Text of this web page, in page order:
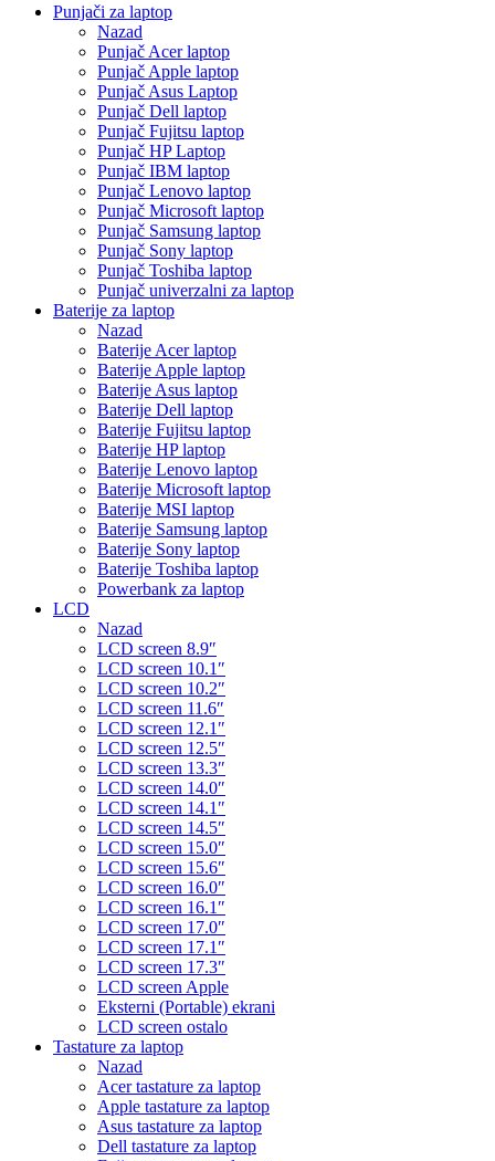
Punjači za laptop
Nazad
Punjač Acer laptop
Punjač Apple laptop
Punjač Asus Laptop
Punjač Dell laptop
Punjač Fujitsu laptop
Punjač HP Laptop
Punjač IBM laptop
Punjač Lenovo laptop
Punjač Microsoft laptop
Punjač Samsung laptop
Punjač Sony laptop
Punjač Toshiba laptop
Punjač univerzalni za laptop
Baterije za laptop
Nazad
Baterije Acer laptop
Baterije Apple laptop
Baterije Asus laptop
Baterije Dell laptop
Baterije Fujitsu laptop
Baterije HP laptop
Baterije Lenovo laptop
Baterije Microsoft laptop
Baterije MSI laptop
Baterije Samsung laptop
Baterije Sony laptop
Baterije Toshiba laptop
Powerbank za laptop
LCD
Nazad
LCD screen 8.9″
LCD screen 10.1″
LCD screen 10.2″
LCD screen 11.6″
LCD screen 12.1″
LCD screen 12.5″
LCD screen 13.3″
LCD screen 14.0″
LCD screen 14.1″
LCD screen 14.5″
LCD screen 15.0″
LCD screen 15.6″
LCD screen 16.0″
LCD screen 16.1″
LCD screen 17.0″
LCD screen 17.1″
LCD screen 17.3″
LCD screen Apple
Eksterni (Portable) ekrani
LCD screen ostalo
Tastature za laptop
Nazad
Acer tastature za laptop
Apple tastature za laptop
Asus tastature za laptop
Dell tastature za laptop